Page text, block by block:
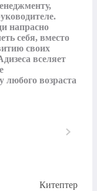
напрасно
себя, вместо
своих
вселяет
любого возраста
Китептер